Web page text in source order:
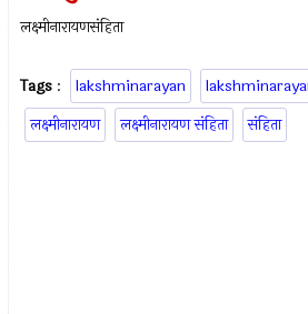
लक्ष्मीनारायणसंहिता
Tags : lakshminarayan
लक्ष्मीनारायण
लक्ष्मीनारायण संहिता संहिता